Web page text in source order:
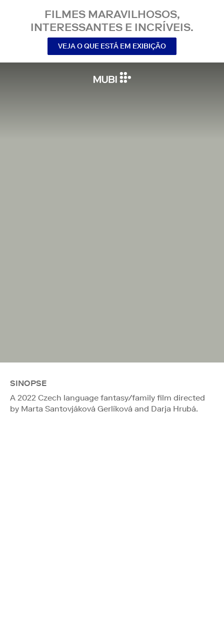
FILMES MARAVILHOSOS,
INTERESSANTES E INCRÍVEIS.
VEJA O QUE ESTÁ EM EXIBIÇÃO
SINOPSE
A 2022 Czech language fantasy/family film directed
by Marta Santovjáková Gerlíková and Darja Hrubá.